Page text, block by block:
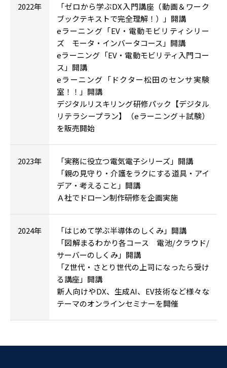
2022年
「ゼロから学ぶDX入門講座（動画＆ワーク
ブックテキストで完全理解！）」開講
eラーニング「EV・電動モビリティシリー
ズ モータ・インバータコース」開講
eラーニング「EV・電動モビリティ入門コー
ス」開講
eラーニング「ドクター松田のセンサ実験
室！！」開講
デジタルリスキリング研修パック【デジタル
リテラシープラン】（eラーニング＋試験）
を販売開始
2023年
「実務に役立つ電気電子シリーズ」開講
「親の見守り・介護をラクにする道具・アイ
デア・考えること」開講
Ａ社でドローン制作研修を企画実施
2024年
「はじめて学ぶ半導体のしくみ」開講
「図解まるわかり各コース 電池/クラウド/
サーバーのしくみ」開講
「Z世代・さとり世代の上司になったら受け
る講座」開講
新人向けやDX、生成AI、EV技術など様々な
テーマのオンラインセミナーを開催